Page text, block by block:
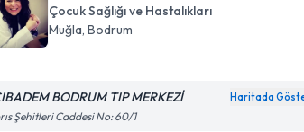
Çocuk Sağlığı ve Hastalıkları
Muğla, Bodrum
BODRUM TIP MERKEZİ Haritada
Şehitleri Caddesi No: 60/1